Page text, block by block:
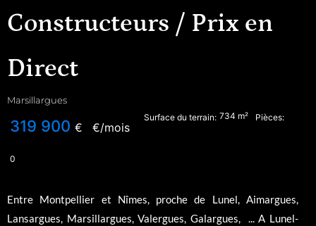
Constructeurs / Prix en
Direct
Marsillargues
319 900 € €/mois
Surface du terrain: 734 m² Pièces:
0
Entre Montpellier et Nîmes, proche de Lunel, Aimargues,
Lansargues, Marsillargues, Valergues, Galargues, ... A Lunel-